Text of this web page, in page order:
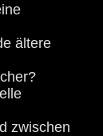
ältere
zwischen